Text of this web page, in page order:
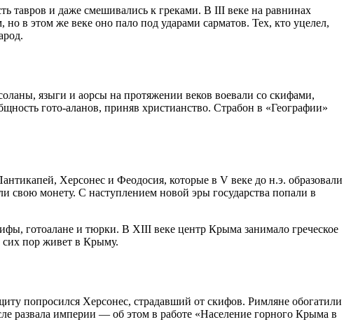
тавров и даже смешивались к греками. В III веке на равнинах
в этом же веке оно пало под ударами сарматов. Тех, кто уцелел,
языги и аорсы на протяжении веков воевали со скифами,
гото-аланов, приняв христианство. Страбон в «Географии»
Херсонес и Феодосия, которые в V веке до н.э. образовали
свою монету. С наступлением новой эры государства попали в
готоалане и тюрки. В XIII веке центр Крыма занимало греческое
сих пор живет в Крыму.
попросился Херсонес, страдавший от скифов. Римляне обогатили
развала империи — об этом в работе «Население горного Крыма в